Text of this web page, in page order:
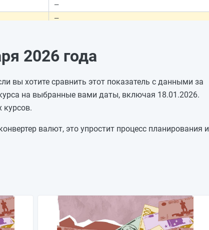
—
—
-0,2009
-0,127
—
—
—
—
2026 года
вы хотите сравнить этот показатель с данными за
на выбранные вами даты, включая 18.01.2026.
курсов.
валют, это упростит процесс планирования и